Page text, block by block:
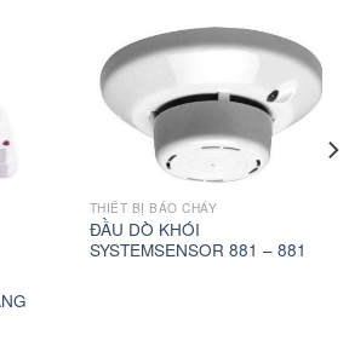
THIẾT BỊ BÁO CHÁY
ĐẦU DÒ KHÓI
SYSTEMSENSOR 881 – 881